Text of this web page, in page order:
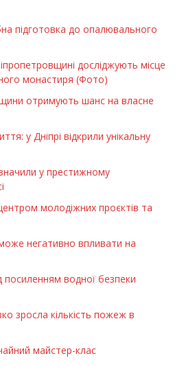
підготовка до опалювального
досліджують місце
монастиря (Фото)
отримують шанс на власне
у Дніпрі відкрили унікальну
у престижному
молодіжних проєктів та
може негативно впливати на
посиленням водної безпеки
зросла кількість пожеж в
майстер-клас